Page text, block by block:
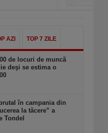
AZI TOP 7 ZILE
de locuri de muncă
deşi se estima o
în campania din
la tăcere” a
Tondel